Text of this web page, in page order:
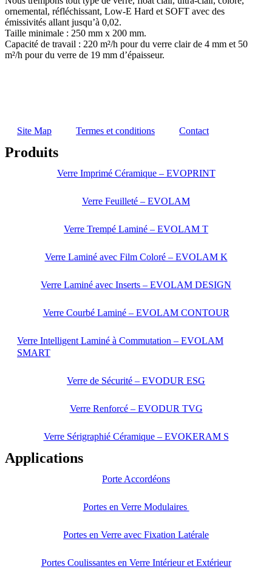
ornemental, réfléchissant, Low-E Hard et SOFT avec des
émissivités allant jusqu’à 0,02.
Taille minimale : 250 mm x 200 mm.
Capacité de travail : 220 m²/h pour du verre clair de 4 mm et 50
m²/h pour du verre de 19 mm d’épaisseur.
Site Map Termes et conditions Contact
Produits
Verre Imprimé Céramique – EVOPRINT
Verre Feuilleté – EVOLAM
Verre Trempé Laminé – EVOLAM T
Verre Laminé avec Film Coloré – EVOLAM K
Verre Laminé avec Inserts – EVOLAM DESIGN
Verre Courbé Laminé – EVOLAM CONTOUR
Verre Intelligent Laminé à Commutation – EVOLAM
SMART
Verre de Sécurité – EVODUR ESG
Verre Renforcé – EVODUR TVG
Verre Sérigraphié Céramique – EVOKERAM S
Applications
Porte Accordéons
Portes en Verre Modulaires
Portes en Verre avec Fixation Latérale
Portes Coulissantes en Verre Intérieur et Extérieur